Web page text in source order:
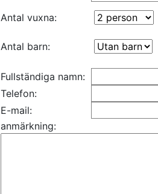
Antal vuxna:
Antal barn:
Fullständiga namn:
Telefon:
E-mail:
anmärkning: